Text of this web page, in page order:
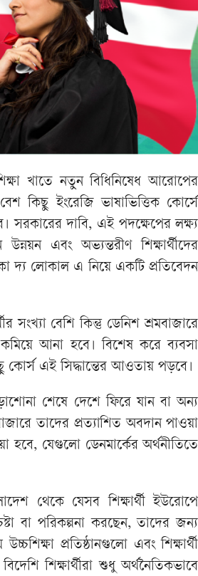
খাতে নতুন বিধিনিষেধ আরোপের
কিছু ইংরেজি ভাষাভিত্তিক কোর্সে
সরকারের দাবি, এই পদক্ষেপের লক্ষ্য
এবং অভ্যন্তরীণ শিক্ষার্থীদের
দ্য লোকাল এ নিয়ে একটি প্রতিবেদন
সংখ্যা বেশি কিন্তু ডেনিশ শ্রমবাজারে
আনা হবে। বিশেষ করে ব্যবসা
কোর্স এই সিদ্ধান্তের আওতায় পড়বে।
শেষে দেশে ফিরে যান বা অন্য
তাদের প্রত্যাশিত অবদান পাওয়া
যেগুলো ডেনমার্কের অর্থনীতিতে
থেকে যেসব শিক্ষার্থী ইউরোপে
বা পরিকল্পনা করছেন, তাদের জন্য
প্রতিষ্ঠানগুলো এবং শিক্ষার্থী
শিক্ষার্থীরা শুধু অর্থনৈতিকভাবে